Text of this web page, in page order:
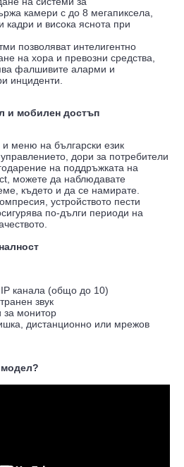
камери с до 8 мегапиксела,
кадри и висока яснота при
позволяват интелигентно
на хора и превозни средства,
фалшивите аларми и
инциденти.
и мобилен достъп
меню на български език
дори за потребители
на поддръжката на
можете да наблюдавате
където и да се намирате.
устройството пести
по-дълги периоди на
канала (общо до 10)
звук
за монитор
дистанционно или мрежов